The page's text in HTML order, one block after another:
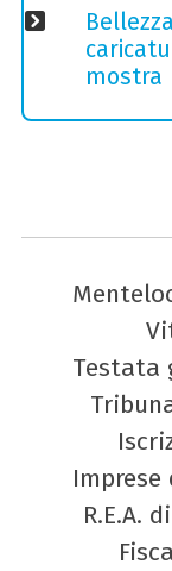
mostra
Testata
Imprese
R.E.A.